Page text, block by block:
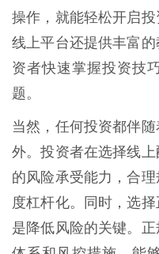
操作，就能轻松开启投
线上平台还提供丰富
资者快速掌握投资技
题。
当然，任何投资都伴
外。投资者在选择线
的风险承受能力，合
度杠杆化。同时，选
是降低风险的关键。